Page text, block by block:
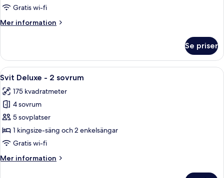
Gratis wi-fi
Mer information
Mer
Deluxe
Se priser
Öppna
alla
foton
för
Svit
Deluxe
-
sovrum
Ett modernt hotellrum med en
7
Svit Deluxe - 2 sovrum
175 kvadratmeter
4 sovrum
5 sovplatser
1 kingsize-säng och 2 enkelsängar
Gratis wi-fi
Mer information
Mer